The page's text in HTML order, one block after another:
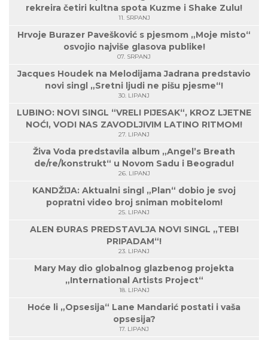
rekreira četiri kultna spota Kuzme i Shake Zulu!
11. SRPANJ
Hrvoje Burazer Pavešković s pjesmom „Moje misto“
osvojio najviše glasova publike!
07. SRPANJ
Jacques Houdek na Melodijama Jadrana predstavio
novi singl „Sretni ljudi ne pišu pjesme“!
30. LIPANJ
LUBINO: NOVI SINGL “VRELI PIJESAK“, KROZ LJETNE
NOĆI, VODI NAS ZAVODLJIVIM LATINO RITMOM!
27. LIPANJ
Živa Voda predstavila album „Angel’s Breath
de/re/konstrukt“ u Novom Sadu i Beogradu!
26. LIPANJ
KANDŽIJA: Aktualni singl „Plan“ dobio je svoj
popratni video broj sniman mobitelom!
25. LIPANJ
ALEN ĐURAS PREDSTAVLJA NOVI SINGL „TEBI
PRIPADAM“!
23. LIPANJ
Mary May dio globalnog glazbenog projekta
„International Artists Project“
18. LIPANJ
Hoće li „Opsesija“ Lane Mandarić postati i vaša
opsesija?
17. LIPANJ